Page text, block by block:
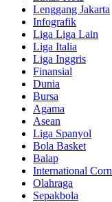
Lenggang Jakarta
Infografik
Liga Liga Lain
Liga Italia
Liga Inggris
Finansial
Dunia
Bursa
Agama
Asean
Liga Spanyol
Bola Basket
Balap
International
Olahraga
Sepakbola